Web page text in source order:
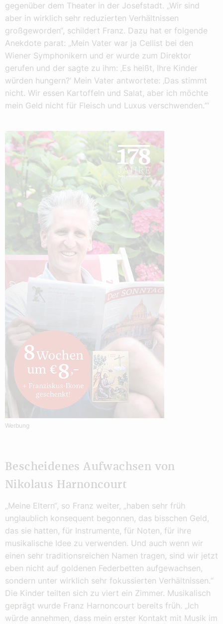
gegenüber dem Theater in der Josefstadt. „Wir sind
aber in wirklich sehr reduzierten Verhältnissen
großgeworden“, schildert Franz. Dazu hat er folgende
Anekdote parat: „Mein Vater war ja Cellist bei den
Wiener Symphonikern und er wurde zum Direktor
gerufen und der sagte zu ihm: ‚Es heißt, Ihre Kinder
würden hungern?‘ Mein Vater antwortete: ‚Das stimmt
nicht. Wir essen Kartoffeln und Salat, aber ich möchte
mein Geld nicht für Fleisch und Luxus verschwenden.‘“
Werbung
Bescheidenes Aufwachsen von
Nikolaus Harnoncourt
„Meine Eltern“, so Franz weiter, „haben sehr früh
unglaublich konsequent begonnen, das bisschen Geld,
das sie hatten, für Instrumente, für Noten, für ihre
musikalische Idee zu verwenden. Und auch wenn wir
einen sehr traditionsreichen Namen tragen, sind wir jetzt
eben nicht auf goldenen Federbetten aufgewachsen,
sondern unter wirklich sehr fokussierten Verhältnissen.“
Die Kinder teilten sich zu viert ein Zimmer. Musikalisch
geprägt wurde Franz Harnoncourt bereits früh. „Ich
würde annehmen, dass mein erster Kontakt mit Musik im